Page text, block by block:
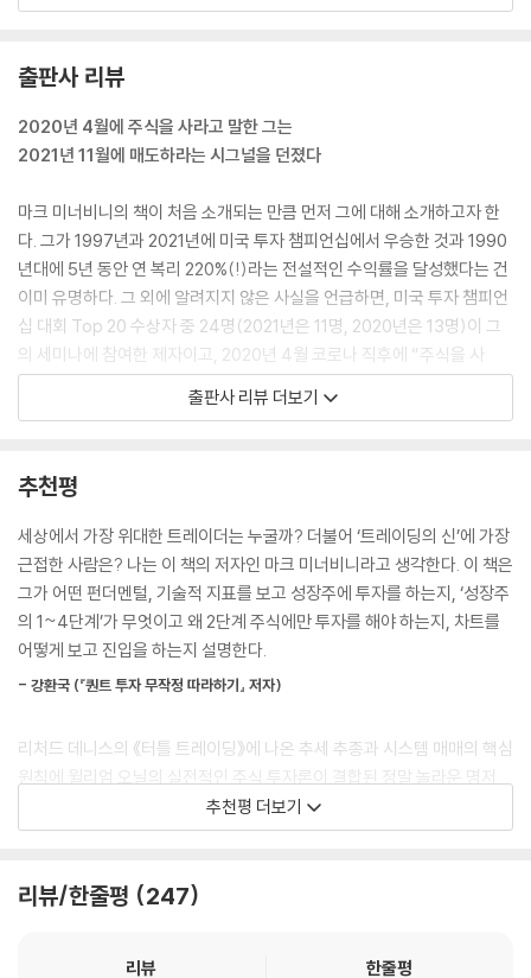
감사의 글
혁신(철도, 자동차, 라디오, 텔레비전, 컴퓨터, 인터넷 등)은 소수만 구매
할 수 있는 비교적 높은 가격 수준에서 시작한다. 그러다가 기술과 제조술
의 발전으로 신제품의 가격이 상대적으로 점차 낮아진다. 이는 갈수록 많
로 이어진다. 그렇게 시간이 흐르면 시장 포화 상태에 이른다. 즉, 신제품을
구매하고 사용하는 모든 기업이나 가구가 이미 그것을 확보한다는 말이다.
자동차와 텔레비전이 좋은 사례다. 이 시장은 전반적인 단위 성장이 경제
전반의 느린 성장으로 제한되는 가운데 대체 구매 시장이 된다.
--- p.164
주식시장에서 가장 흔히 듣는 말 중 하나는 “저가 매수, 고가 매도”다. 이
말은 대다수 사람들이 주식으로 돈을 버는 방법에 대해 생각하는 방식과
동의어가 되었다. 물론 수익을 내려면 매도 가격보다 낮은 가격에 매수해
는 것은 아니다. 시장은 개인적 의견이나 전문가의 예측보다 더 정확하다.
주식일 수 있다. 반면 52주 신저가 근처에 있는 주식은 기껏해야 매물대를
처리해야 하며, 상방 모멘텀이 부족하다. 이런 주식은 연이어 저점을 낮출
수 있다. 신고가를 찍은 주식은 맞서 싸울 매물대가 없다. 이런 주식은 “내
가 뭔가 일을 벌이는 중인데, 사람들이 눈치채고 있네?”라고 말한다. 반면
신저가를 찍는 주식은 명백히 부진하다. 이런 주식은 투자자의 관심을 끌
지 못하거나, 기관에 의해 대량으로 매도된다.
이런 말이 익숙하게 들리는가? 당신은 어떤 주식을 35달러에 매수했고, 3
2달러에 매도하기를 주저한다. 뒤이어 주가는 26달러까지 떨어진다. 이제
매수가인 35달러에라도 매도할 수 있다면 기쁠 것이다. 그러나 주가는 16
었는데 왜 26달러나 심지어 32달러에 팔지 않았지?’라고 생각한다. 투자
자들이 이런 상황에 처하는 이유는 리스크에 대처하기 위한 적절한 계획
며, 그러기 위해서는 절제력이 필요하다. 그 부분은 내가 해줄 수 없다. 다
출판사 리뷰
2020년 4월에 주식을 사라고 말한 그는
2021년 11월에 매도하라는 시그널을 던졌다
마크 미너비니의 책이 처음 소개되는 만큼 먼저 그에 대해 소개하고자 한
다. 그가 1997년과 2021년에 미국 투자 챔피언십에서 우승한 것과 1990
년대에 5년 동안 연 복리 220%(!)라는 전설적인 수익률을 달성했다는 건
이미 유명하다. 그 외에 알려지지 않은 사실을 언급하면, 미국 투자 챔피언
십 대회 Top 20 수상자 중 24명(2021년은 11명, 2020년은 13명)이 그
의 세미나에 참여한 제자이고, 2020년 4월 코로나 직후에 “주식을 사
라”고 말한 그는 2021년 11월 하락장이 시작되고 두 달이 지난 시점에서
미국 시장을 매도하라는 시그널을 던졌다는 것이다. 우연이라고 생각할 수
작 중 하나로 당연하지만 국내에 처음 소개되는 책이다.
50%의 확률로 큰 수익을 올릴 수 있었던 이유!
그가 만들어 낸 비밀스러운 주식 투자 시스템,
SEPA의 다섯 가지 핵심 요소
주식 대가가 그렇듯이 그 역시 산전수전을 겪었고, 그 과정에서 교훈을 얻
설명하고 있지만, 그는 그 역시 100% 맞는다고 말하지 않는다. 그가 말하
는 확률은 50%다. 즉 그는 50%의 확률을 만들고자 많은 노력을 기울였
출판사 리뷰 더보기
추천평
세상에서 가장 위대한 트레이더는 누굴까? 더불어 ‘트레이딩의 신’에 가장
근접한 사람은? 나는 이 책의 저자인 마크 미너비니라고 생각한다. 이 책은
그가 어떤 펀더멘털, 기술적 지표를 보고 성장주에 투자를 하는지, ‘성장주
의 1~4단계’가 무엇이고 왜 2단계 주식에만 투자를 해야 하는지, 차트를
어떻게 보고 진입을 하는지 설명한다.
- 강환국 (『퀀트 투자 무작정 따라하기』 저자)
리처드 데니스의 《터틀 트레이딩》에 나온 추세 추종과 시스템 매매의 핵심
원칙에 윌리엄 오닐의 실전적인 주식 투자론이 결합된 정말 놀라운 명저
로, 솔직히 혼자만 보고 싶은 책이다.
마크의 책은 모든 투자자의 책꽂이에 있어야 한다. 성장주 투자에 관해 내
- 데이비드 라이언 (3회 연속 전미투자대회 우승자)
추천평 더보기
리뷰/한줄평 247
리뷰 한줄평